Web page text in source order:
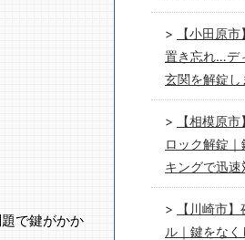
で鍵がかか
【小田原
置き忘れ…デ
玄関を解錠し
【相模原
ロック解錠
キングで迅速
【川崎市
ル｜鍵をな